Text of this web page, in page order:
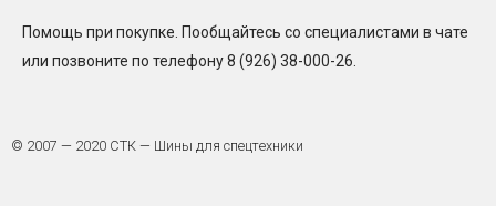
Помощь при покупке. Пообщайтесь со специалистами в чате
или позвоните по телефону 8 (926) 38-000-26.
© 2007 — 2020 СТК — Шины для спецтехники